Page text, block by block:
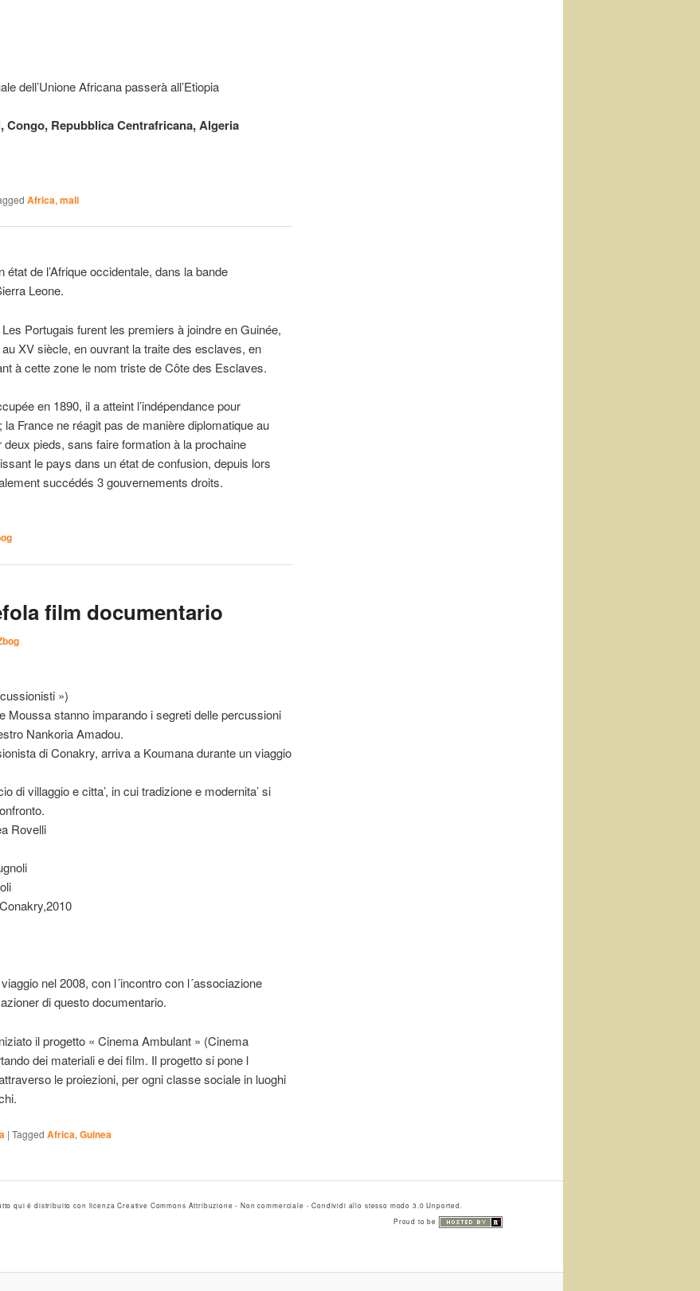
dell’Unione Africana passerà all’Etiopia
Congo, Repubblica Centrafricana, Algeria
Africa, mali
de l’Afrique occidentale, dans la bande
Leone.
Les Portugais furent les premiers à joindre en Guinée,
au XV siècle, en ouvrant la traite des esclaves, en
à cette zone le nom triste de Côte des Esclaves.
en 1890, il a atteint l’indépendance pour
France ne réagit pas de manière diplomatique au
pieds, sans faire formation à la prochaine
le pays dans un état de confusion, depuis lors
succédés 3 gouvernements droits.
film documentario
»)
Moussa stanno imparando i segreti delle percussioni
Nankoria Amadou.
di Conakry, arriva a Koumana durante un viaggio
di villaggio e citta’, in cui tradizione e modernita’ si
Rovelli
nel 2008, con l´incontro con l´associazione
di questo documentario.
il progetto « Cinema Ambulant » (Cinema
dei materiali e dei film. Il progetto si pone l
le proiezioni, per ogni classe sociale in luoghi
| Tagged Africa, Guinea
qui é distribuito con licenza Creative Commons Attribuzione - Non commerciale - Condividi allo stesso modo 3.0 Unported.
Proud to be